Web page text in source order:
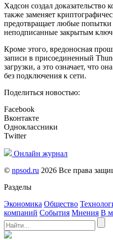
Хадсон создал доказательство
также заменяет
предотвращает любые попытки
неподписанные закрытым
Кроме этого, вредоносная
записи в присоединенный
загрузки, а это означает, что
без подключения к сети.
Поделиться новостью:
Facebook
Вконтакте
Одноклассники
Twitter
Онлайн журнал
© npsod.ru 2026 Все права
Разделы
Экономика Общество
компаний События Мнения В